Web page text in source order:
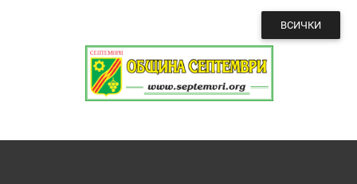
ВСИЧКИ